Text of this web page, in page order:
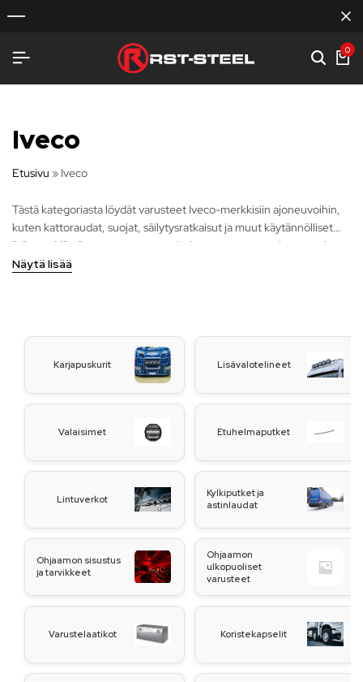
0
Iveco
Etusivu » Iveco
Tästä kategoriasta löydät varusteet Iveco-merkkisiin ajoneuvoihin,
kuten kattoraudat, suojat, säilytysratkaisut ja muut käytännölliset
lisäosat. Nämä tuotteet on suunniteltu parantamaan ajoneuvosi
suojausta, käytettävyyttä ja ulkonäköä, sekä tarjoamaan luotettavia
Näytä lisää
Karjapuskurit Lisävalotelineet
Valaisimet Etuhelmaputket
Lintuverkot
Kylkiputket ja
astinlaudat
Ohjaamon sisustus
ja tarvikkeet
Ohjaamon
ulkopuoliset
varusteet
Varustelaatikot Koristekapselit